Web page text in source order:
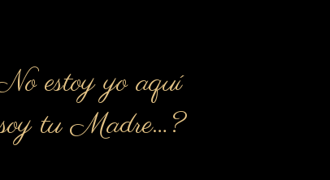
estoy yo aquí
tu Madre…?